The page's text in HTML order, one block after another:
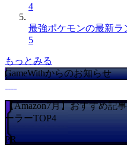
4
最強ポケモンの最新ラ
5
もっとみる
GameWithからのお知らせ
【Amazon7月】おすすめ記
ーラーTOP4
PR